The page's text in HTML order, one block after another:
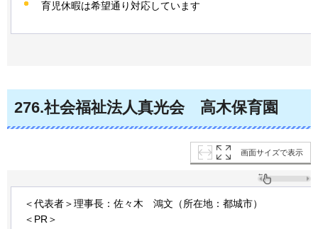
育児休暇は希望通り対応しています
276.社会福祉法人真光会 高木保育園
画面サイズで表示
＜代表者＞理事長：佐々木 鴻文（所在地：都城市）
＜PR＞